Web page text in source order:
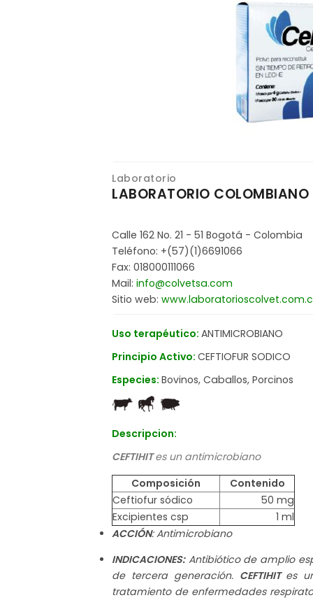
Laboratorio
LABORATORIO
Calle 162 No. 21 - 51 Bogotá - Colombia
Teléfono: +(57)(1)6691066
Fax: 018000111066
Mail: info@colvetsa.com
Sitio web:
Uso terapéutico: ANTIMICROBIANO
Principio Activo: CEFTIOFUR SODICO
Especies: Bovinos, Caballos, Porcinos
Descripcion:
CEFTIHITes un antimicrobiano
Composición
Contenido
Ceftiofur sódico
50 mg
Excipientes csp
1 ml
ACCIÓN: Antimicrobiano
INDICACIONES:Antibiótico de amplio
de tercera generación. CEFTIHIT es
tratamiento de enfermedades